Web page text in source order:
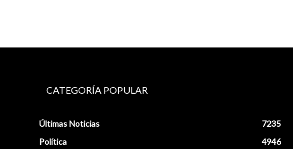
CATEGORÍA POPULAR
Últimas Noticias
7235
Política
4946